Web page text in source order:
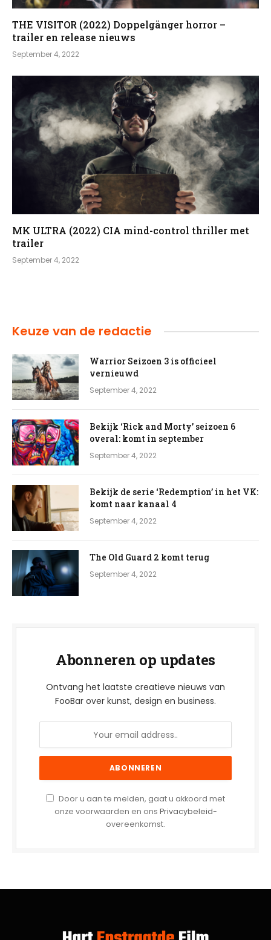
THE VISITOR (2022) Doppelgänger horror –
trailer en release nieuws
September 4, 2022
MK ULTRA (2022) CIA mind-control thriller met
trailer
September 4, 2022
Keuze van de redactie
Warrior Seizoen 3 is officieel
vernieuwd
September 4, 2022
Bekijk ‘Rick and Morty’ seizoen 6
overal: komt in september
September 4, 2022
Bekijk de serie ‘Redemption’ in het VK:
komt naar kanaal 4
September 4, 2022
The Old Guard 2 komt terug
September 4, 2022
Abonneren op updates
Ontvang het laatste creatieve nieuws van
FooBar over kunst, design en business.
Door u aan te melden, gaat u akkoord met
onze voorwaarden en ons Privacybeleid-
overeenkomst.